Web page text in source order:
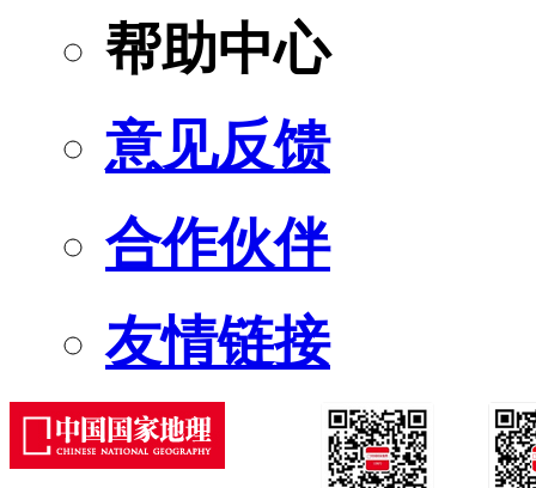
帮助中心
意见反馈
合作伙伴
友情链接